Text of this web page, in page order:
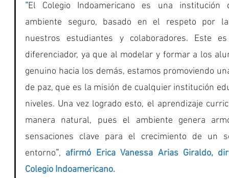
“El Colegio Indoamericano es una institución
ambiente seguro, basado en el respeto por
nuestros estudiantes y colaboradores. Este
diferenciador, ya que al modelar y formar a los
genuino hacia los demás, estamos promoviendo
de paz, que es la misión de cualquier institución
niveles. Una vez logrado esto, el aprendizaje
manera natural, pues el ambiente genera
sensaciones clave para el crecimiento de un
entorno”, afirmó Erica Vanessa Arias Giraldo,
Colegio Indoamericano.